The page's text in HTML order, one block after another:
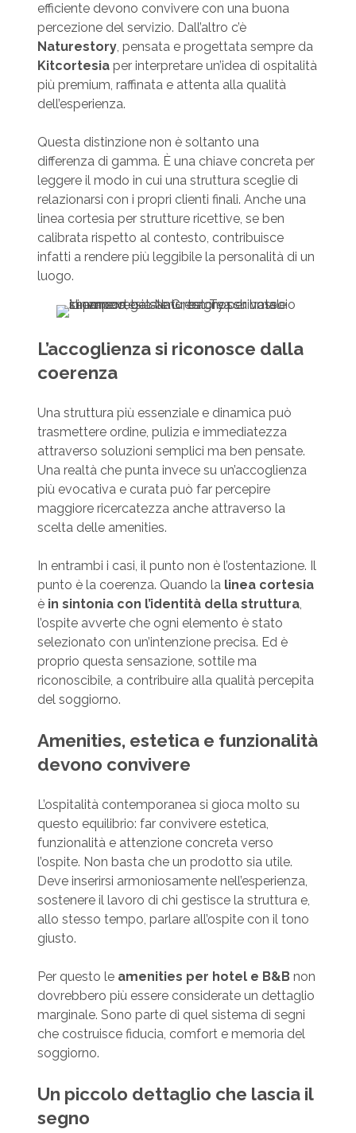
efficiente devono convivere con una buona
percezione del servizio. Dall’altro c’è
Naturestory, pensata e progettata sempre da
Kitcortesiaper interpretare un’idea di ospitalità
più premium, raffinata e attenta alla qualità
dell’esperienza.
Questa distinzione non è soltanto una
differenza di gamma. È una chiave concreta per
leggere il modo in cui una struttura sceglie di
relazionarsi con i propri clienti finali. Anche una
linea cortesia per strutture ricettive, se ben
calibrata rispetto al contesto, contribuisce
infatti a rendere più leggibile la personalità di un
luogo.
L’accoglienza si riconosce dalla
coerenza
Una struttura più essenziale e dinamica può
trasmettere ordine, pulizia e immediatezza
attraverso soluzioni semplici ma ben pensate.
Una realtà che punta invece su un’accoglienza
più evocativa e curata può far percepire
maggiore ricercatezza anche attraverso la
scelta delle amenities.
In entrambi i casi, il punto non è l’ostentazione. Il
punto è la coerenza. Quando la linea cortesia
è in sintonia con l’identità della struttura,
l’ospite avverte che ogni elemento è stato
selezionato con un’intenzione precisa. Ed è
proprio questa sensazione, sottile ma
riconoscibile, a contribuire alla qualità percepita
del soggiorno.
Amenities, estetica e funzionalità
devono convivere
L’ospitalità contemporanea si gioca molto su
questo equilibrio: far convivere estetica,
funzionalità e attenzione concreta verso
l’ospite. Non basta che un prodotto sia utile.
Deve inserirsi armoniosamente nell’esperienza,
sostenere il lavoro di chi gestisce la struttura e,
allo stesso tempo, parlare all’ospite con il tono
giusto.
Per questo le amenities per hotel e B&B non
dovrebbero più essere considerate un dettaglio
marginale. Sono parte di quel sistema di segni
che costruisce fiducia, comfort e memoria del
soggiorno.
Un piccolo dettaglio che lascia il
segno